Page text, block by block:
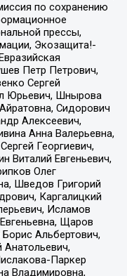
по сохранению
прессы,
Экозащита!-
Петр Петрович,
Сергей
Юрьевич, Шнырова
Сидорович
Алексеевич,
Анна Валерьевна,
Георгиевич,
Виталий Евгеньевич,
Олег
Шведов Григорий
Каргалицкий
Исламов
Щаров
Альбертович,
Паркер
Владимировна,